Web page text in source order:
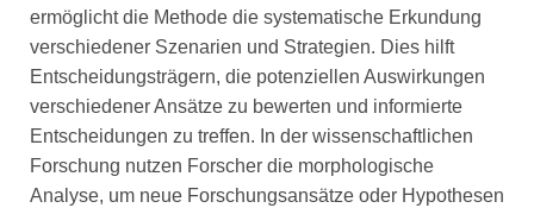
ermöglicht die Methode die systematische Erkundung
verschiedener Szenarien und Strategien. Dies hilft
Entscheidungsträgern, die potenziellen Auswirkungen
verschiedener Ansätze zu bewerten und informierte
Entscheidungen zu treffen. In der wissenschaftlichen
Forschung nutzen Forscher die morphologische
Analyse, um neue Forschungsansätze oder Hypothesen